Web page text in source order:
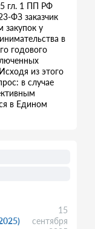
5 гл. 1 ПП РФ
ФЗ заказчик
закупок у
в
годового
из этого
в случае
в Едином
15
сентября